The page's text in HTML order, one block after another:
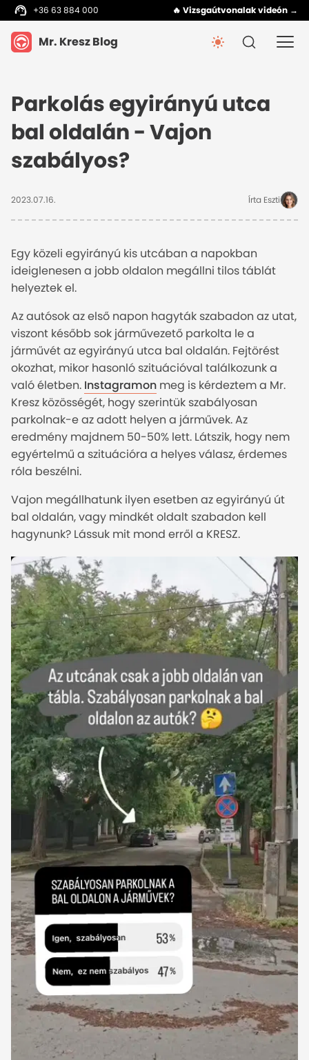
+36 63 884 000 🔥 Vizsgaútvonalak videón →
Mr. Kresz Blog
Parkolás egyirányú utca
bal oldalán - Vajon
szabályos?
2023.07.16. Írta Eszti
Egy közeli egyirányú kis utcában a napokban
ideiglenesen a jobb oldalon megállni tilos táblát
helyeztek el.
Az autósok az első napon hagyták szabadon az utat,
viszont később sok járművezető parkolta le a
járművét az egyirányú utca bal oldalán. Fejtörést
okozhat, mikor hasonló szituációval találkozunk a
való életben. Instagramon meg is kérdeztem a Mr.
Kresz közösségét, hogy szerintük szabályosan
parkolnak-e az adott helyen a járművek. Az
eredmény majdnem 50-50% lett. Látszik, hogy nem
egyértelmű a szituációra a helyes válasz, érdemes
róla beszélni.
Vajon megállhatunk ilyen esetben az egyirányú út
bal oldalán, vagy mindkét oldalt szabadon kell
hagynunk? Lássuk mit mond erről a KRESZ.